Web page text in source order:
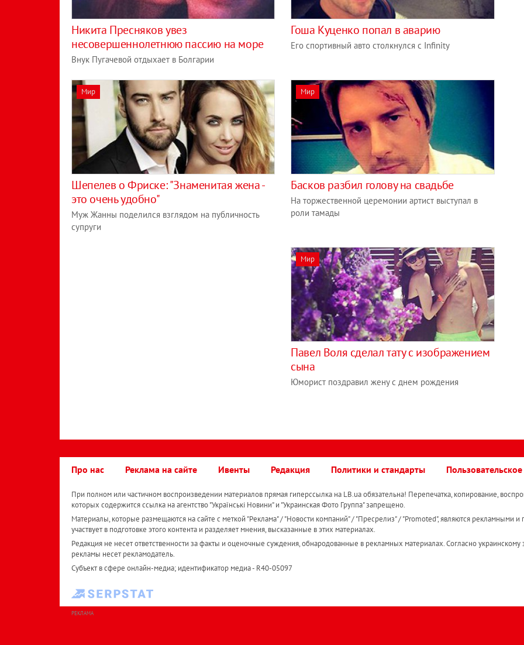
Никита Пресняков увез
несовершеннолетнюю пассию на море
Внук Пугачевой отдыхает в Болгарии
Гоша Куценко попал в аварию
Его спортивный авто столкнулся с Infinity
Мир
Шепелев о Фриске: "Знаменитая жена -
это очень удобно"
Муж Жанны поделился взглядом на публичность
супруги
Мир
Басков разбил голову на свадьбе
На торжественной церемонии артист выступал в
роли тамады
Мир
Павел Воля сделал тату с изображением
сына
Юморист поздравил жену с днем рождения
Про нас Реклама на сайте Ивенты Редакция Политики и стандарты
При полном или частичном воспроизведении материалов прямая гиперссылка на LB.ua обязательна! Перепечатка, копирование,
которых содержится ссылка на агентство "Українськi Новини" и "Украинская Фото Группа" запрещено.
Материалы, которые размещаются на сайте с меткой "Реклама" / "Новости компаний" / "Пресрелиз" / "Promoted", являются рекламными и
участвует в подготовке этого контента и разделяет мнения, высказанные в этих материалах.
Редакция не несет ответственности за факты и оценочные суждения, обнародованные в рекламных материалах. Согласно украинскому
рекламы несет рекламодатель.
Субъект в сфере онлайн-медиа; идентификатор медиа - R40-05097
РЕКЛАМА